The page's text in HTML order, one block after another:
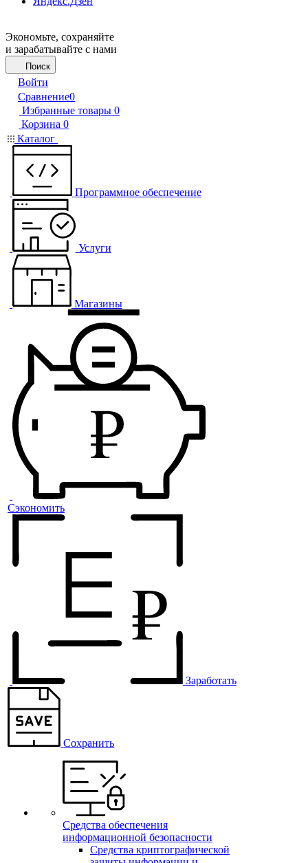
Экономьте, сохраняйте
и зарабатывайте с нами
Поиск
Войти
Сравнение0
Избранные товары 0
Корзина 0
Каталог
Программное обеспечение
Услуги
Магазины
Сэкономить
Заработать
Сохранить
Средства обеспечения
информационной безопасности
Средства криптографической